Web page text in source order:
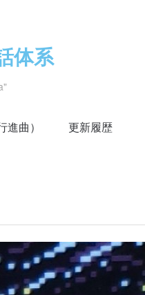
体系
曲） 更新履歴